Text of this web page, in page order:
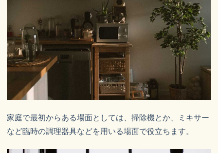
家庭で最初からある場面としては、掃除機とか、ミキサー
など臨時の調理器具などを用いる場面で役立ちます。